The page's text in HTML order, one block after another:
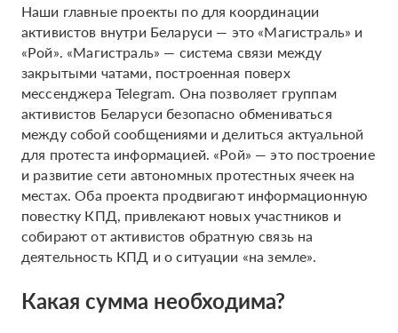
Наши главные проекты по для координации
активистов внутри Беларуси — это «Магистраль» и
«Рой». «Магистраль» — система связи между
закрытыми чатами, построенная поверх
мессенджера Telegram. Она позволяет группам
активистов Беларуси безопасно обмениваться
между собой сообщениями и делиться актуальной
для протеста информацией. «Рой» — это построение
и развитие сети автономных протестных ячеек на
местах. Оба проекта продвигают информационную
повестку КПД, привлекают новых участников и
собирают от активистов обратную связь на
деятельность КПД и о ситуации «на земле».
Какая сумма необходима?